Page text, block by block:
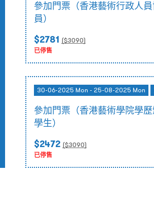
參加門票（香港藝術行政人
員）
$2781 ($3090)
已停售
30-06-2025 Mon - 25-08-2025 Mon
參加門票（香港藝術學院學
學生）
$2472 ($3090)
已停售